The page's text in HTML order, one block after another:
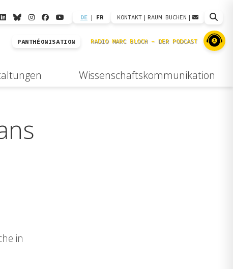
DE | FR KONTAKT | RAUM BUCHEN |
PANTHÉONISATION
Wissenschaftskommunikation
in